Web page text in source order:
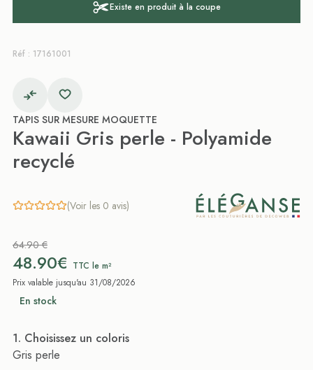
Existe en produit à la coupe
Réf : 17161001
TAPIS SUR MESURE MOQUETTE
Kawaii Gris perle - Polyamide
recyclé
(Voir les 0 avis)
64.90 €
48.90€ TTC le m²
Prix valable jusqu'au 31/08/2026
En stock
. Choisissez un coloris
Gris perle